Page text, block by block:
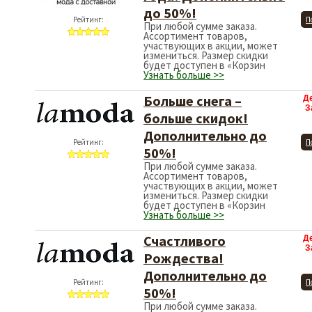
Рейтинг:
до 50%!
При любой сумме заказа.
Ассортимент товаров,
участвующих в акции, может
измениться. Размер скидки
будет доступен в «Корзин
Узнать больше >>
Рейтинг:
Больше снега –
больше скидок!
Дополнительно до
50%!
При любой сумме заказа.
Ассортимент товаров,
участвующих в акции, может
измениться. Размер скидки
будет доступен в «Корзин
Узнать больше >>
Рейтинг:
Счастливого
Рождества!
Дополнительно до
50%!
При любой сумме заказа.